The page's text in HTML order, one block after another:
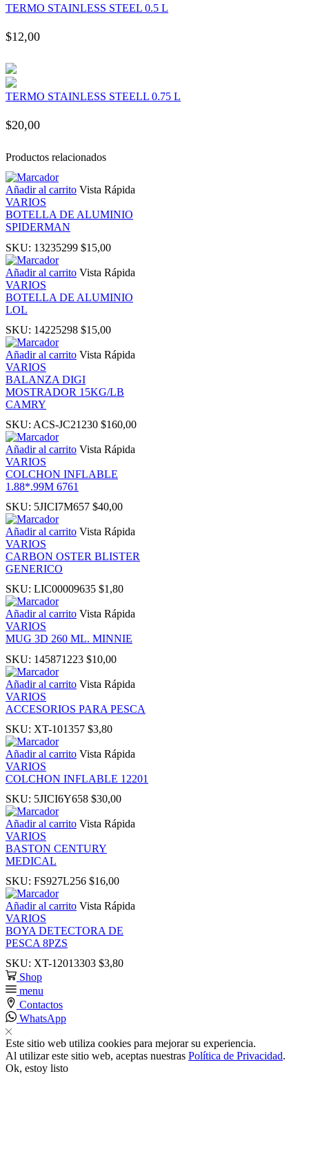
TERMO STAINLESS STEEL 0.5 L
$12,00
TERMO STAINLESS STEELL 0.75 L
$20,00
Productos relacionados
Añadir al carrito Vista Rápida
VARIOS
BOTELLA DE ALUMINIO
SPIDERMAN
SKU: 13235299 $15,00
Añadir al carrito Vista Rápida
VARIOS
BOTELLA DE ALUMINIO
LOL
SKU: 14225298 $15,00
Añadir al carrito Vista Rápida
VARIOS
BALANZA DIGI
MOSTRADOR 15KG/LB
CAMRY
SKU: ACS-JC21230 $160,00
Añadir al carrito Vista Rápida
VARIOS
COLCHON INFLABLE
1.88*.99M 6761
SKU: 5JICI7M657 $40,00
Añadir al carrito Vista Rápida
VARIOS
CARBON OSTER BLISTER
GENERICO
SKU: LIC00009635 $1,80
Añadir al carrito Vista Rápida
VARIOS
MUG 3D 260 ML. MINNIE
SKU: 145871223 $10,00
Añadir al carrito Vista Rápida
VARIOS
ACCESORIOS PARA PESCA
SKU: XT-101357 $3,80
Añadir al carrito Vista Rápida
VARIOS
COLCHON INFLABLE 12201
SKU: 5JICI6Y658 $30,00
Añadir al carrito Vista Rápida
VARIOS
BASTON CENTURY
MEDICAL
SKU: FS927L256 $16,00
Añadir al carrito Vista Rápida
VARIOS
BOYA DETECTORA DE
PESCA 8PZS
SKU: XT-12013303 $3,80
Shop
menu
Contactos
WhatsApp
Este sitio web utiliza cookies para mejorar su experiencia.
Al utilizar este sitio web, aceptas nuestras Política de Privacidad.
Ok, estoy listo